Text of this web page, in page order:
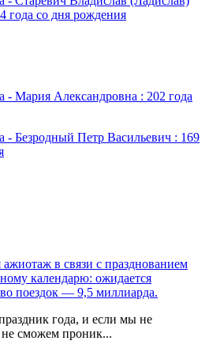
года со дня рождения
- Мария Александровна : 202 года
- Безродный Петр Васильевич : 169
в связи с празднованием
календарю: ожидается
поездок — 9,5 миллиарда.
года, и если мы не
сможем проник...